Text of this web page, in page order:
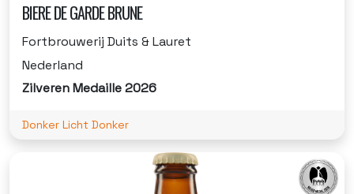
BIERE DE GARDE BRUNE
Fortbrouwerij Duits & Lauret
Nederland
Zilveren Medaille 2026
Donker Licht Donker